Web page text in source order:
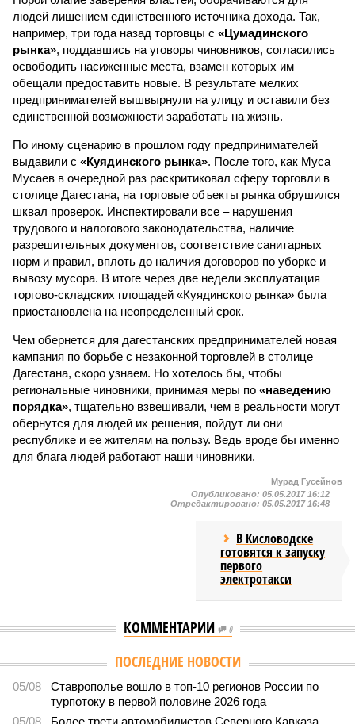
людей лишением единственного источника дохода. Так,
например, три года назад торговцы с «Цумадинского
рынка», поддавшись на уговоры чиновников, согласились
освободить насиженные места, взамен которых им
обещали предоставить новые. В результате мелких
предпринимателей вышвырнули на улицу и оставили без
единственной возможности заработать на жизнь.
По иному сценарию в прошлом году предпринимателей
выдавили с «Куядинского рынка». После того, как Муса
Мусаев в очередной раз раскритиковал сферу торговли в
столице Дагестана, на торговые объекты рынка обрушился
шквал проверок. Инспектировали все – нарушения
трудового и налогового законодательства, наличие
разрешительных документов, соответствие санитарных
норм и правил, вплоть до наличия договоров по уборке и
вывозу мусора. В итоге через две недели эксплуатация
торгово-складских площадей «Куядинского рынка» была
приостановлена на неопределенный срок.
Чем обернется для дагестанских предпринимателей новая
кампания по борьбе с незаконной торговлей в столице
Дагестана, скоро узнаем. Но хотелось бы, чтобы
региональные чиновники, принимая меры по «наведению
порядка», тщательно взвешивали, чем в реальности могут
обернутся для людей их решения, пойдут ли они
республике и ее жителям на пользу. Ведь вроде бы именно
для блага людей работают наши чиновники.
Мурад Гусейнов
Опубликовано: 05.05.2017 16:12
Отредактировано: 05.05.2017 16:48
В Кисловодске
готовятся к запуску
первого
электротакси
КОММЕНТАРИИ 0
Версия //Общество //
Кабардино-Балкария и Северная Осетия попали в
топ-5 антирейтинга по детской преступности
Тревожная статистика